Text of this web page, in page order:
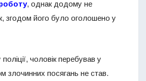
, однак додому не
згодом його було оголошено у
чоловік перебував у
злочинних посягань не став.